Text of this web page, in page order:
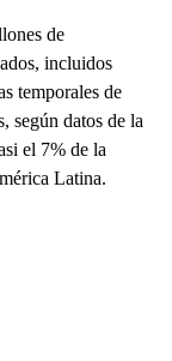
de
incluidos
temporales de
según datos de la
el 7% de la
Latina.